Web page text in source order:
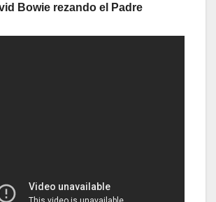
Bowie rezando el Padre